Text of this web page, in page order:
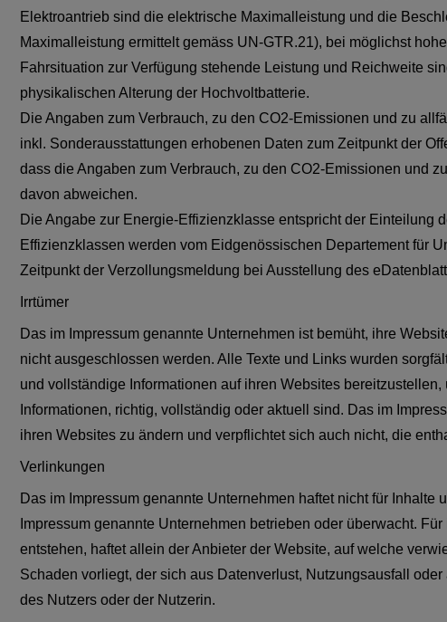
Elektroantrieb sind die elektrische Maximalleistung und die
Maximalleistung ermittelt gemäss UN-GTR.21), bei möglichst
Fahrsituation zur Verfügung stehende Leistung und Reichweite
physikalischen Alterung der Hochvoltbatterie.
Die Angaben zum Verbrauch, zu den CO2-Emissionen und zu
inkl. Sonderausstattungen erhobenen Daten zum Zeitpunkt der
dass die Angaben zum Verbrauch, zu den CO2-Emissionen und
davon abweichen.
Die Angabe zur Energie-Effizienzklasse entspricht der Einteilung
Effizienzklassen werden vom Eidgenössischen Departement für
Zeitpunkt der Verzollungsmeldung bei Ausstellung des
Irrtümer
Das im Impressum genannte Unternehmen ist bemüht, ihre
nicht ausgeschlossen werden. Alle Texte und Links wurden
und vollständige Informationen auf ihren Websites
Informationen, richtig, vollständig oder aktuell sind. Das im
ihren Websites zu ändern und verpflichtet sich auch nicht, die
Verlinkungen
Das im Impressum genannte Unternehmen haftet nicht für
Impressum genannte Unternehmen betrieben oder überwacht.
entstehen, haftet allein der Anbieter der Website, auf welche
Schaden vorliegt, der sich aus Datenverlust, Nutzungsausfall
des Nutzers oder der Nutzerin.